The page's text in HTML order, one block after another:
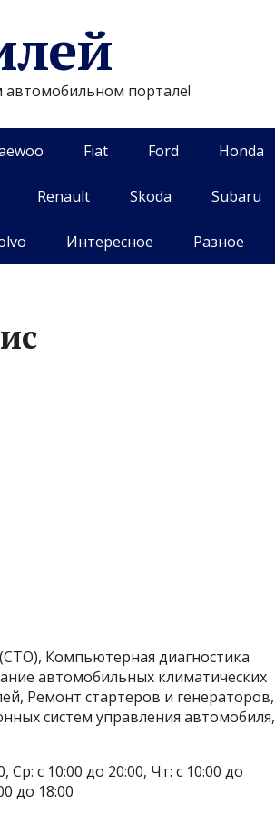
автомобильном портале!
Fiat Ford Honda
Renault Skoda Subaru
Интересное Разное
Компьютерная диагностика
автомобильных климатических
Ремонт стартеров и генераторов,
систем управления автомобиля,
Ср: с 10:00 до 20:00, Чт: с 10:00 до
до 18:00